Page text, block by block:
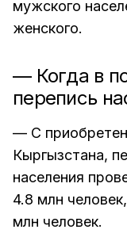
мужского
женского.
— Когда в
перепись
— С
Кыргызстана,
населения
4.8 млн
млн человек.